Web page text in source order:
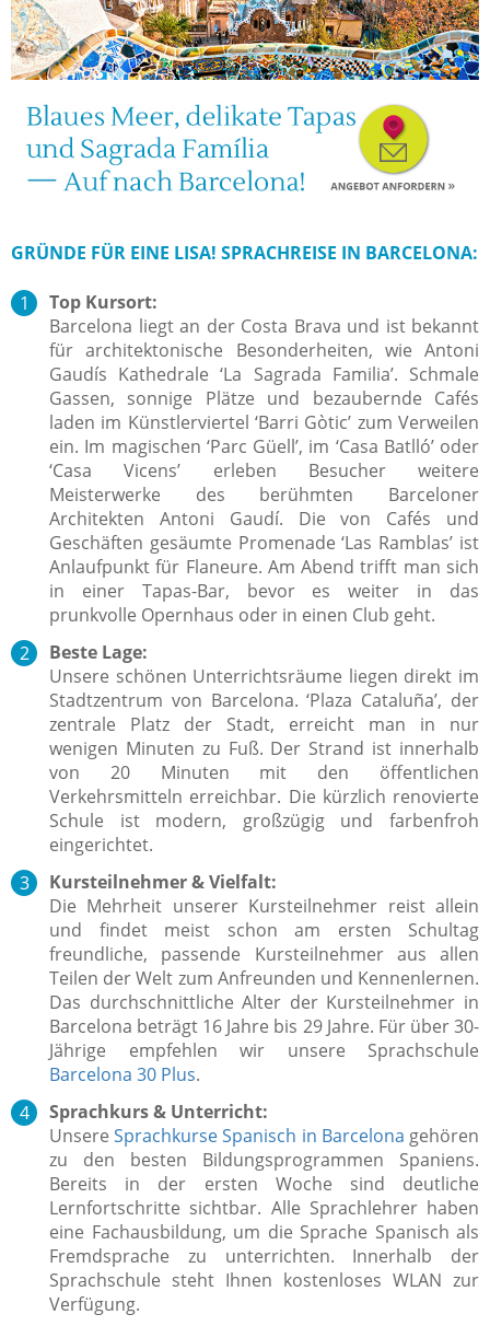
GRÜNDE FÜR EINE LISA! SPRACHREISE IN BARCELONA:
Top Kursort:
Barcelona liegt an der Costa Brava und ist bekannt
für architektonische Besonderheiten, wie Antoni
Gaudís Kathedrale ‘La Sagrada Familia’. Schmale
Gassen, sonnige Plätze und bezaubernde Cafés
laden im Künstlerviertel ‘Barri Gòtic’ zum Verweilen
ein. Im magischen ‘Parc Güell’, im ‘Casa Batlló’ oder
‘Casa Vicens’ erleben Besucher weitere
Meisterwerke des berühmten Barceloner
Architekten Antoni Gaudí. Die von Cafés und
Geschäften gesäumte Promenade ‘Las Ramblas’ ist
Anlaufpunkt für Flaneure. Am Abend trifft man sich
in einer Tapas-Bar, bevor es weiter in das
prunkvolle Opernhaus oder in einen Club geht.
Beste Lage:
Unsere schönen Unterrichtsräume liegen direkt im
Stadtzentrum von Barcelona.‘Plaza Cataluña’, der
zentrale Platz der Stadt, erreicht man in nur
wenigen Minuten zu Fuß. Der Strand ist innerhalb
von 20 Minuten mit den öffentlichen
Verkehrsmitteln erreichbar. Die kürzlich renovierte
Schule ist modern, großzügig und farbenfroh
eingerichtet.
Kursteilnehmer & Vielfalt:
Die Mehrheit unserer Kursteilnehmer reist allein
und findet meist schon am ersten Schultag
freundliche, passende Kursteilnehmer aus allen
Teilen der Welt zum Anfreunden und Kennenlernen.
Das durchschnittliche Alter der Kursteilnehmer in
Barcelona beträgt 16 Jahre bis 29 Jahre. Für über 30-
Jährige empfehlen wir unsere Sprachschule
Barcelona 30 Plus.
Sprachkurs & Unterricht:
UnsereSprachkurse Spanisch in Barcelona gehören
zu den besten Bildungsprogrammen Spaniens.
Bereits in der ersten Woche sind deutliche
Lernfortschritte sichtbar. Alle Sprachlehrer haben
eine Fachausbildung, um die Sprache Spanisch als
Fremdsprache zu unterrichten.
Innerhalb der
Sprachschule steht Ihnen kostenloses WLAN zur
Verfügung.